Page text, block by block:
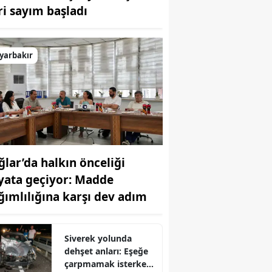
Bilecik
Bingöl
Bitlis
Bolu
Burdur
Bursa
Çanakkale
Çankırı
Denizli
Diyarbakır
sayım başladı
halkın önceliği
geçiyor: Madde
karşı dev adım
Siverek yolunda
dehşet anları: Eşeğe
çarpmamak isterken